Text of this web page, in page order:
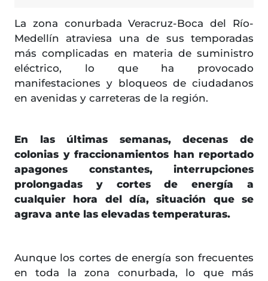
La zona conurbada Veracruz-Boca del Río-
Medellín atraviesa una de sus temporadas
más complicadas en materia de suministro
eléctrico, lo que ha provocado
manifestaciones y bloqueos de ciudadanos
en avenidas y carreteras de la región.
En las últimas semanas, decenas de
colonias y fraccionamientos han reportado
apagones constantes, interrupciones
prolongadas y cortes de energía a
cualquier hora del día, situación que se
agrava ante las elevadas temperaturas.
Aunque los cortes de energía son frecuentes
en toda la zona conurbada, lo que más